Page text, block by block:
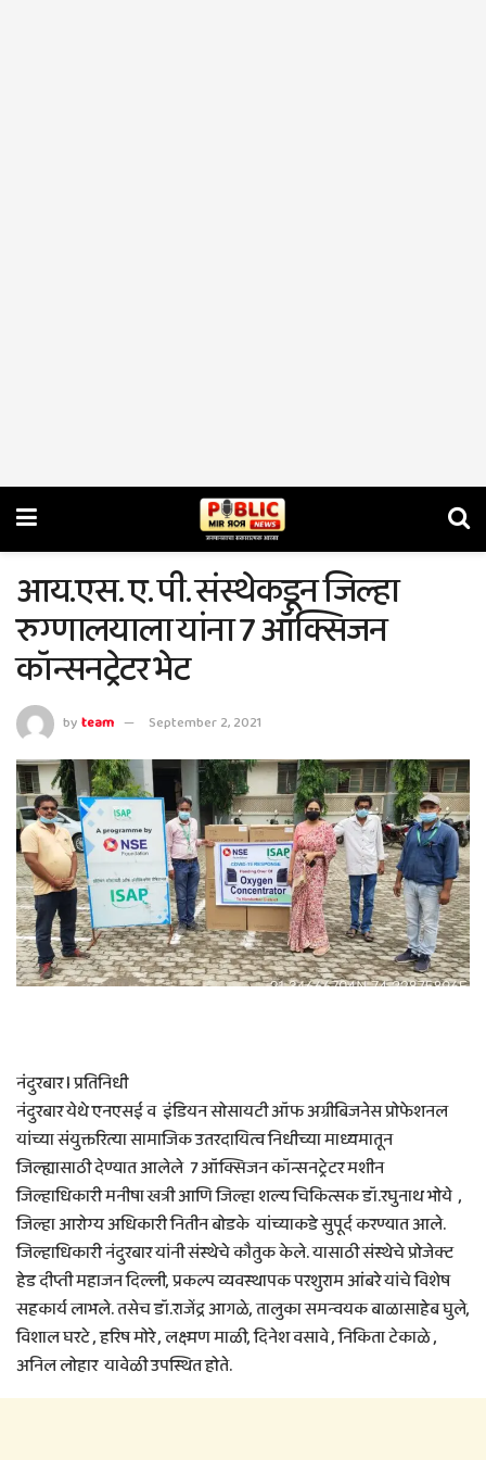
आय.एस. ए. पी. संस्थेकडून जिल्हा
रुग्णालयाला यांना 7 ऑक्सिजन
कॉन्सनट्रेटर भेट
byteam September 2, 2021
नंदुरबार l प्रतिनिधी
नंदुरबार येथे एनएसई व इंडियन सोसायटी ऑफ अग्रीबिजनेस प्रोफेशनल
यांच्या संयुक्तरित्या सामाजिक उतरदायित्व निधीच्या माध्यमातून
जिल्ह्यासाठी देण्यात आलेले 7 ऑक्सिजन कॉन्सनट्रेटर मशीन
जिल्हाधिकारी मनीषा खत्री आणि जिल्हा शल्य चिकित्सक डॉ.रघुनाथ भोये ,
जिल्हा आरोग्य अधिकारी नितीन बोडके यांच्याकडे सुपूर्द करण्यात आले.
जिल्हाधिकारी नंदुरबार यांनी संस्थेचे कौतुक केले. यासाठी संस्थेचे प्रोजेक्ट
हेड दीप्ती महाजन दिल्ली, प्रकल्प व्यवस्थापक परशुराम आंबरे यांचे विशेष
सहकार्य लाभले. तसेच डॉ.राजेंद्र आगळे, तालुका समन्वयक बाळासाहेब घुले,
विशाल घरटे , हरिष मोरे , लक्ष्मण माळी, दिनेश वसावे , निकिता टेकाळे ,
अनिल लोहार यावेळी उपस्थित होते.